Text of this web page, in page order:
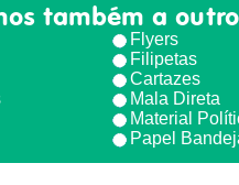
também a
Flyers
Filipetas
Cartazes
Mala Direta
Material
Papel